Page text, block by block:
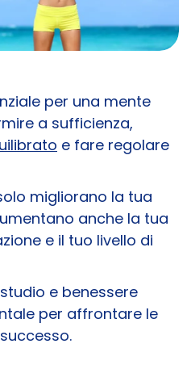
per una mente
a sufficienza,
e fare regolare
migliorano la tua
anche la tua
e il tuo livello di
e benessere
per affrontare le